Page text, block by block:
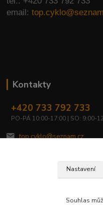
email:
Kontakty
+420 733 792 733
PO-PÁ 10:00-17:00 | SO: 9:00-
top.cyklo@seznam.cz
Nastavení
Souhlas